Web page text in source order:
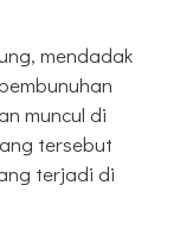
mendadak
muncul di
tersebut
terjadi di